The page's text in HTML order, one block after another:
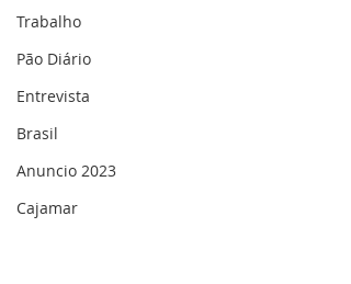
Trabalho
Pão Diário
Entrevista
Brasil
Anuncio 2023
Cajamar